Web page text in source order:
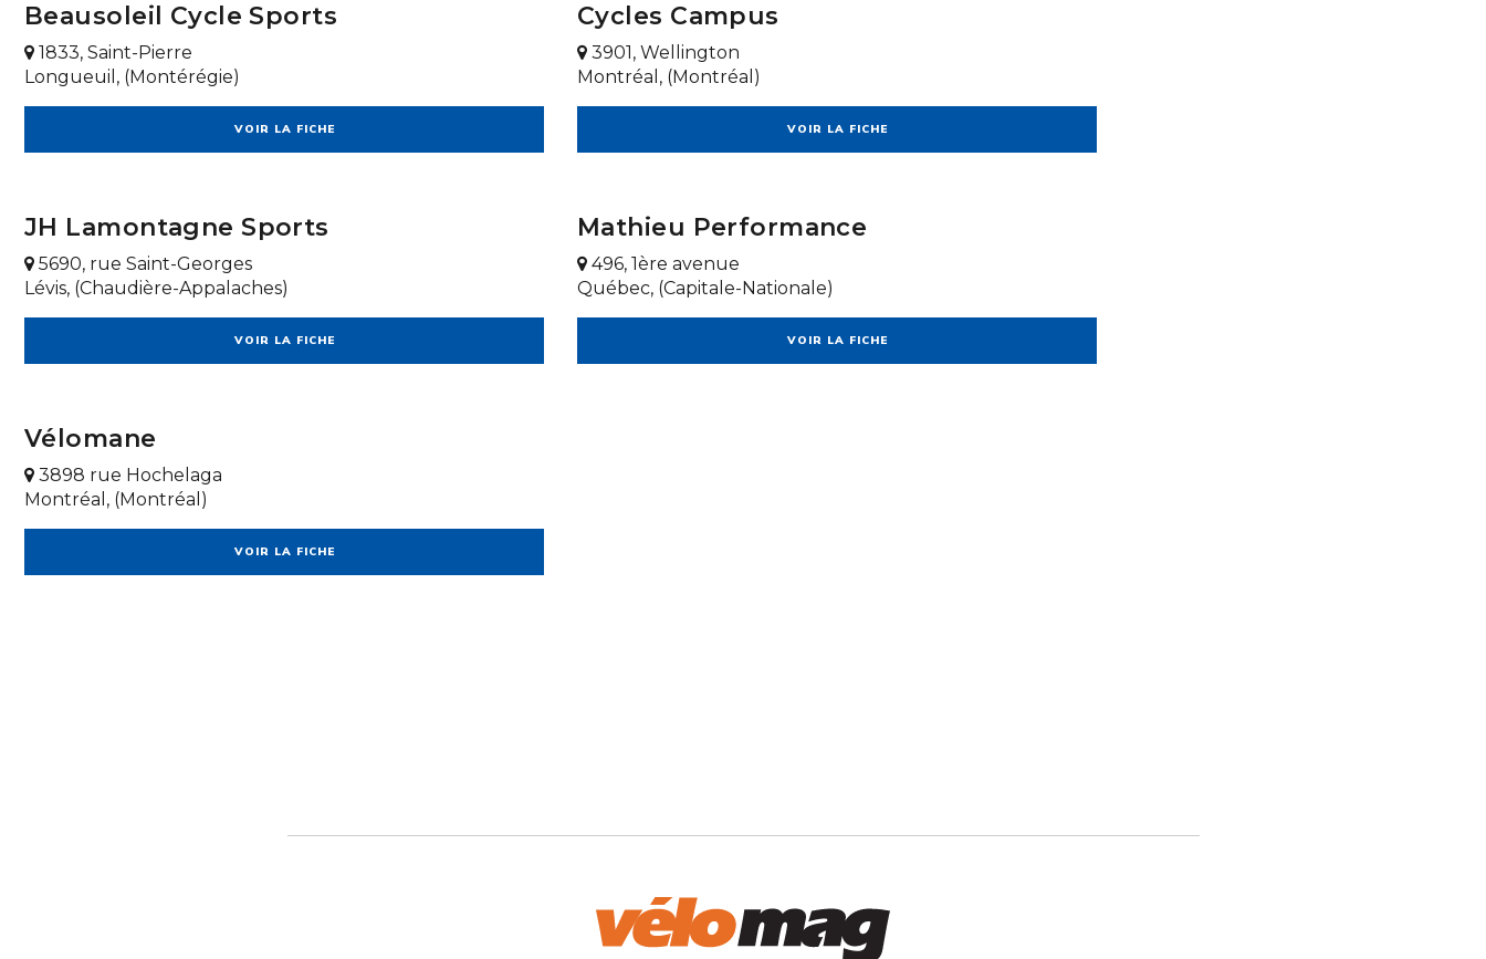
Beausoleil Cycle Sports
1833, Saint-Pierre
Longueuil, (Montérégie)
VOIR LA FICHE
Cycles Campus
3901, Wellington
Montréal, (Montréal)
VOIR LA FICHE
JH Lamontagne Sports
5690, rue Saint-Georges
Lévis, (Chaudière-Appalaches)
VOIR LA FICHE
Mathieu Performance
496, 1ère avenue
Québec, (Capitale-Nationale)
VOIR LA FICHE
Vélomane
3898 rue Hochelaga
Montréal, (Montréal)
VOIR LA FICHE